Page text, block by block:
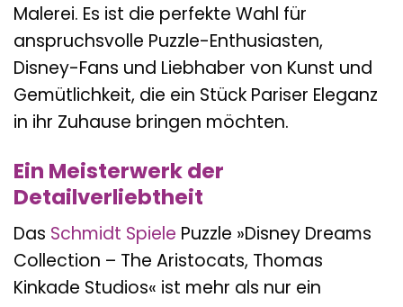
Malerei. Es ist die perfekte Wahl für
anspruchsvolle Puzzle-Enthusiasten,
Disney-Fans und Liebhaber von Kunst und
Gemütlichkeit, die ein Stück Pariser Eleganz
in ihr Zuhause bringen möchten.
Ein Meisterwerk der
Detailverliebtheit
Das Schmidt Spiele Puzzle »Disney Dreams
Collection – The Aristocats, Thomas
Kinkade Studios« ist mehr als nur ein